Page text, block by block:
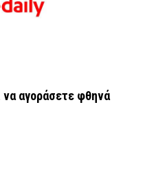
να αγοράσετε φθηνά